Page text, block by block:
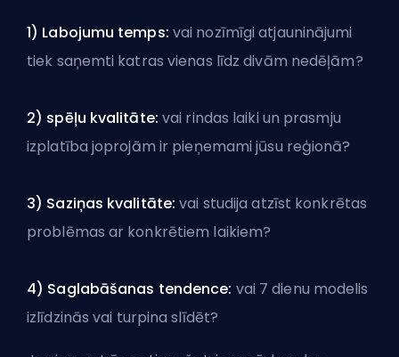
1) Labojumu temps: vai nozīmīgi atjauninājumi
tiek saņemti katras vienas līdz divām nedēļām?
2) spēļu kvalitāte: vai rindas laiki un prasmju
izplatība joprojām ir pieņemami jūsu reģionā?
3) Saziņas kvalitāte: vai studija atzīst konkrētas
problēmas ar konkrētiem laikiem?
4) Saglabāšanas tendence: vai 7 dienu modelis
izlīdzinās vai turpina slīdēt?